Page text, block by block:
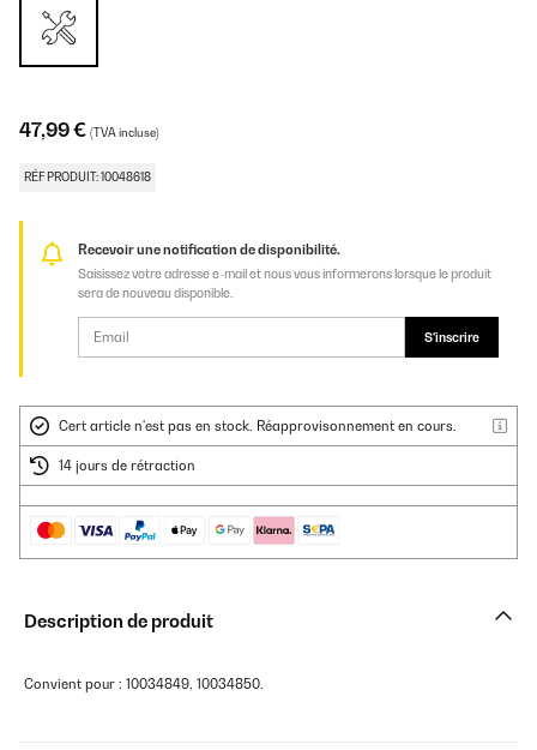
47,99 € (TVA incluse)
RÉF PRODUIT: 10048618
Recevoir une notification de disponibilité.
Saisissez votre adresse e-mail et nous vous informerons lorsque le produit
sera de nouveau disponible.
S'inscrire
Cert article n'est pas en stock. Réapprovisonnement en cours.
14 jours de rétraction
Description de produit
Convient pour : 10034849, 10034850.